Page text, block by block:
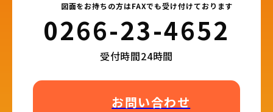
図面をお持ちの方はFAXでも受け付けております
0266-23-4652​
受付時間24時間
お問い合わせ